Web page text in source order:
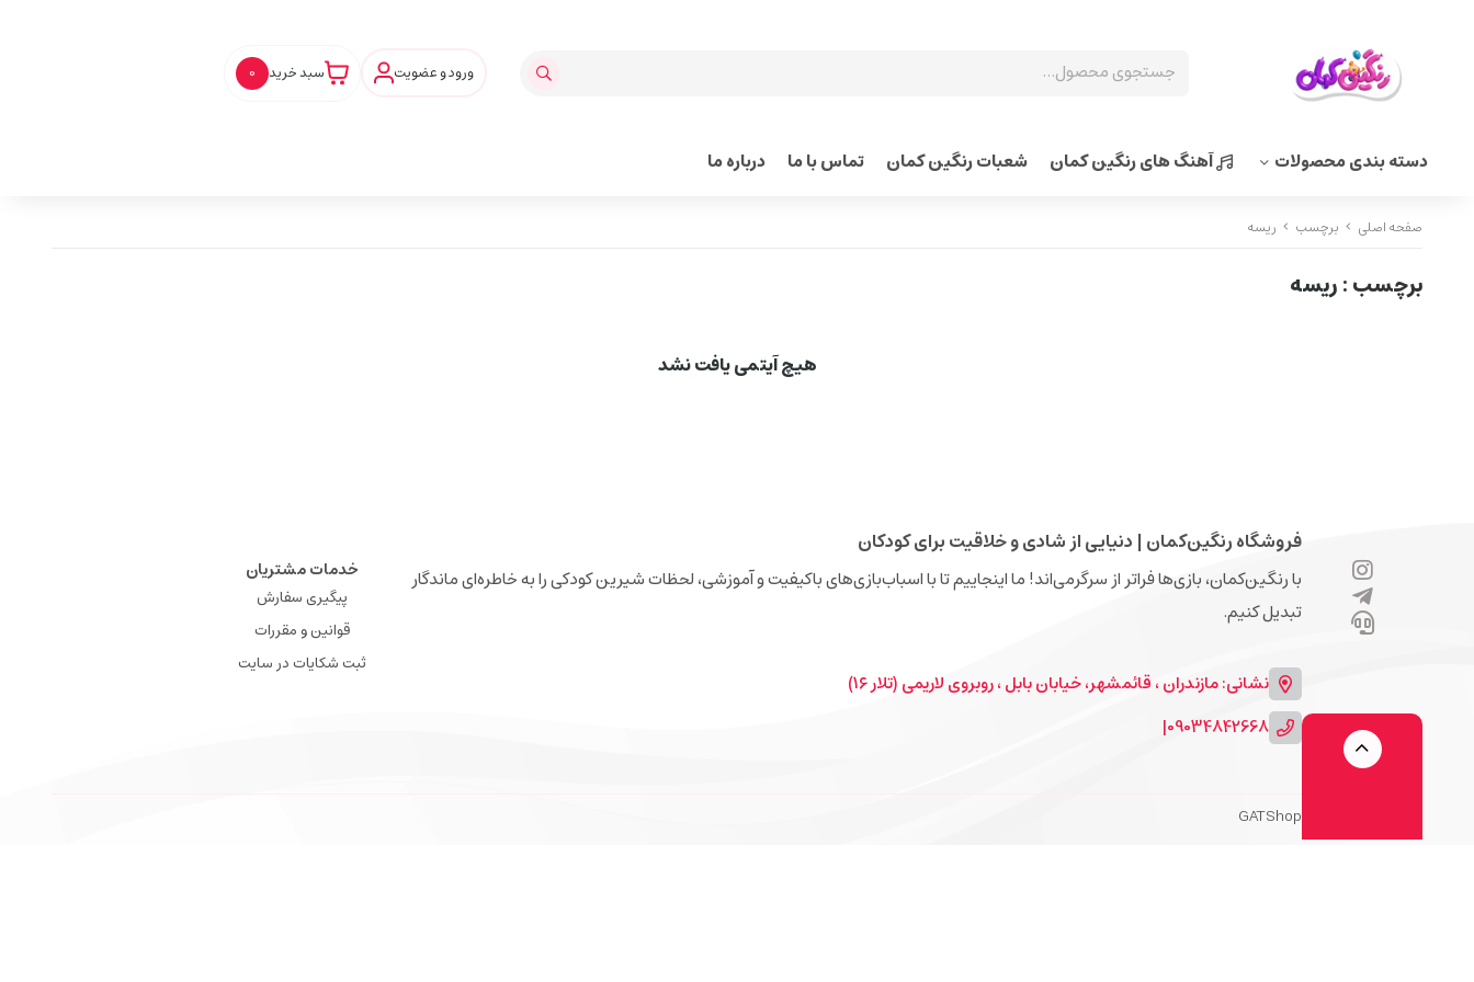
ورود و عضویت سبد خرید 0
دسته بندی محصولات آهنگ های رنگین کمان شعبات رنگین کمان تماس با ما درباره ما
صفحه اصلی برچسب ریسه
برچسب: ریسه
هیچ آیتمی یافت نشد
فروشگاه رنگین‌کمان | دنیایی از شادی و خلاقیت برای کودکان
با رنگین‌کمان، بازی‌ها فراتر از سرگرمی‌اند! ما اینجاییم تا با اسباب‌بازی‌های باکیفیت و آموزشی، لحظات شیرین کودکی را به خاطره‌ای ماندگار
تبدیل کنیم.
نشانی: مازندران ، قائمشهر، خیابان بابل ، روبروی لاریمی (تلار ۱۶)
09034842668
|
خدمات مشتریان
پیگیری سفارش
قوانین و مقررات
ثبت شکایات در سایت
GATShop